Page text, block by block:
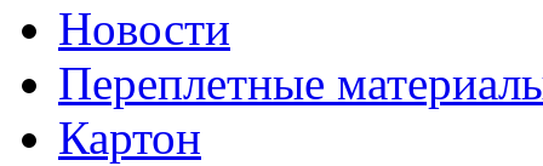
Новости
Переплетные
Картон